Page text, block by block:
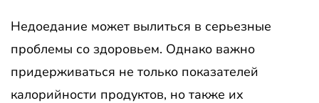
Недоедание может вылиться в серьезные
проблемы со здоровьем. Однако важно
придерживаться не только показателей
калорийности продуктов, но также их